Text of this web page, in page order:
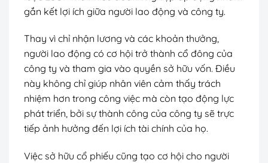
gắn kết lợi ích giữa người lao động và công ty.
Thay vì chỉ nhận lương và các khoản thưởng,
người lao động có cơ hội trở thành cổ đông của
công ty và tham gia vào quyền sở hữu vốn. Điều
này không chỉ giúp nhân viên cảm thấy trách
nhiệm hơn trong công việc mà còn tạo động lực
phát triển, bởi sự thành công của công ty sẽ trực
tiếp ảnh hưởng đến lợi ích tài chính của họ.
Việc sở hữu cổ phiếu cũng tạo cơ hội cho người